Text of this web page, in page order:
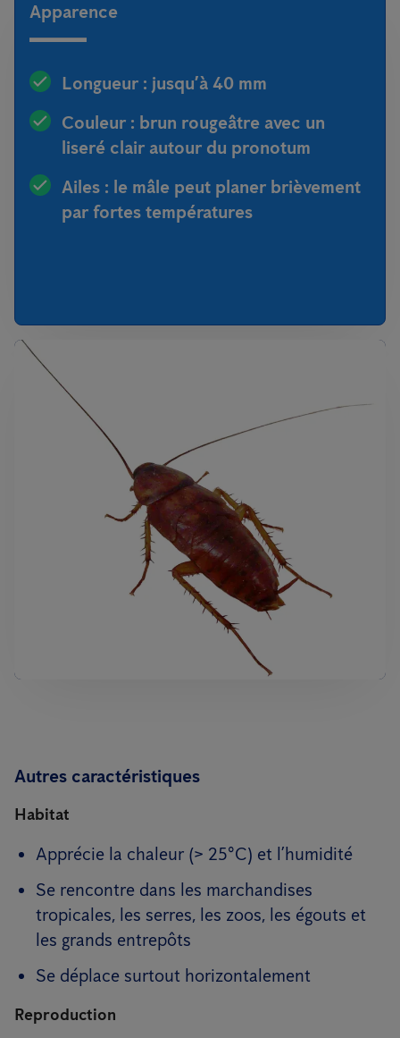
Apparence
Longueur : jusqu’à 40 mm
Couleur : brun rougeâtre avec un
liseré clair autour du pronotum
Ailes : le mâle peut planer brièvement
par fortes températures
Autres caractéristiques
Habitat
Apprécie la chaleur (> 25°C) et l’humidité
Se rencontre dans les marchandises
tropicales, les serres, les zoos, les égouts et
les grands entrepôts
Se déplace surtout horizontalement
Reproduction